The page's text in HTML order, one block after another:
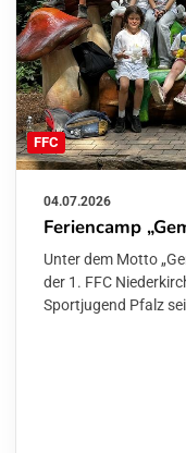
FFC
04.07.2026
Feriencamp
Unter dem Motto
der 1. FFC
Sportjugend Pfalz